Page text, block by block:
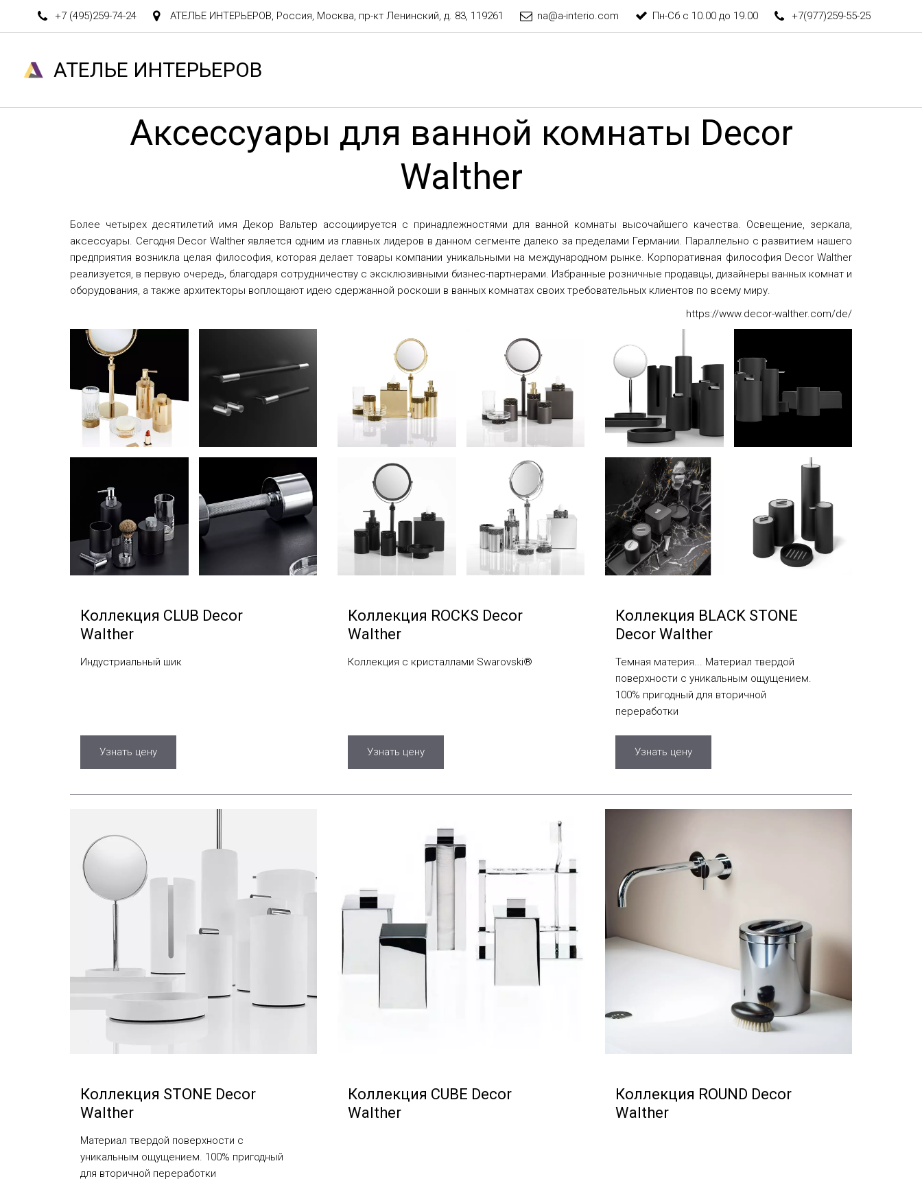
+7 (495)259-74-24 АТЕЛЬЕ ИНТЕРЬЕРОВ, Россия, Москва, пр-кт Ленинский, д. 83, 119261 na@a-interio.com Пн-Сб с 10.00 до 19.00 +7(977)259-55-25
АТЕЛ­­­­­­ЬЕ ИНТЕРЬЕРОВ
Аксессуары для ванной комнаты Decor
Walther
Более четырех десятилетий имя Декор Вальтер ассоциируется с принадлежностями для ванной комнаты высочайшего качества. Освещение, зеркала,
аксессуары. Сегодня Decor Walther является одним из главных лидеров в данном сегменте далеко за пределами Германии. Параллельно с развитием нашего
предприятия возникла целая философия, которая делает товары компании уникальными на международном рынке. Корпоративная философия Decor Walther
реализуется, в первую очередь, благодаря сотрудничеству с эксклюзивными бизнес-партнерами. Избранные розничные продавцы, дизайнеры ванных комнат и
оборудования, а также архитекторы воплощают идею сдержанной роскоши в ванных комнатах своих требовательных клиентов по всему миру.
https://www.decor-walther.com/de/
Коллекция CLUB Decor
Walther
Индустриальный шик
Узнать цену
Коллекция ROCKS Decor
Walther
Коллекция с кристаллами Swarovski®
Узнать цену
Коллекция BLACK STONE
Decor Walther
Темная материя... Материал твердой
поверхности с уникальным ощущением.
100% пригодный для вторичной
переработки
Узнать цену
Коллекция STONE Decor
Walther
Материал твердой поверхности с
уникальным ощущением. 100% пригодный
для вторичной переработки
Коллекция CUBE Decor
Walther
Коллекция ROUND Decor
Walther